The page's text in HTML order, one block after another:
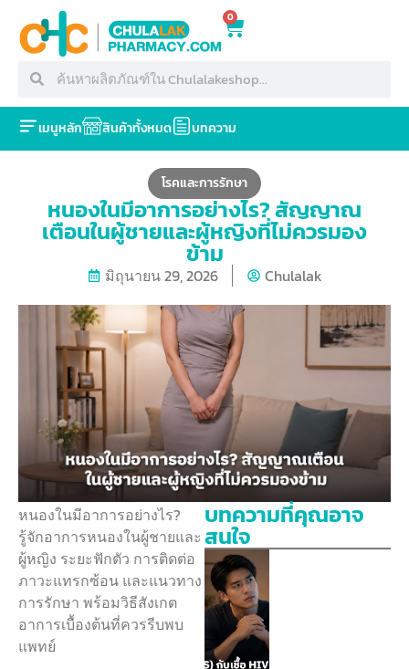
0
เมนูหลัก สินค้าทั้งหมด บทความ
โรคและการรักษา
หนองในมีอาการอย่างไร? สัญญาณ
เตือนในผู้ชายและผู้หญิงที่ไม่ควรมอง
ข้าม
มิถุนายน 29, 2026 Chulalak
หนองในมีอาการอย่างไร?
รู้จักอาการหนองในผู้ชายและ
ผู้หญิง ระยะฟักตัว การติดต่อ
ภาวะแทรกซ้อน และแนวทาง
การรักษา พร้อมวิธีสังเกต
อาการเบื้องต้นที่ควรรีบพบ
แพทย์
บทความที่คุณอาจ
สนใจ